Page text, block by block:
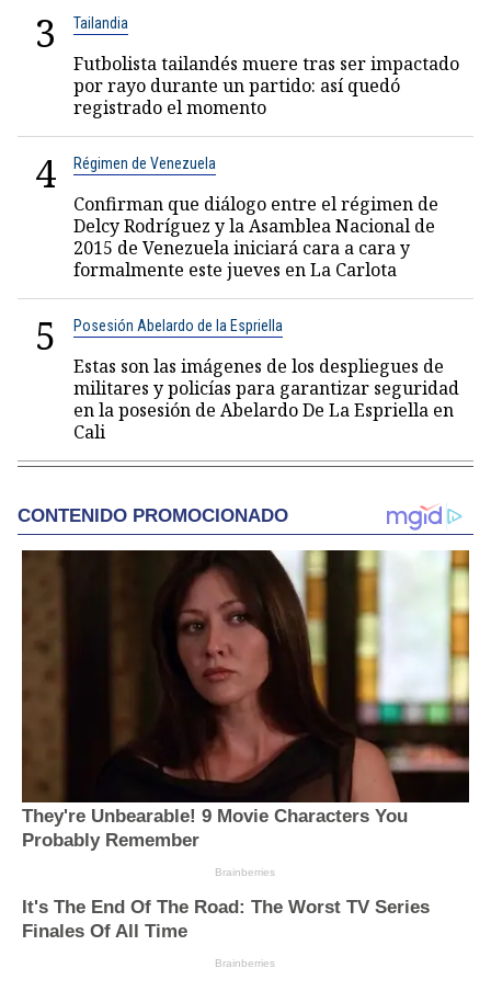
3 Tailandia
Futbolista tailandés muere tras ser impactado
por rayo durante un partido: así quedó
registrado el momento
4 Régimen de Venezuela
Confirman que diálogo entre el régimen de
Delcy Rodríguez y la Asamblea Nacional de
2015 de Venezuela iniciará cara a cara y
formalmente este jueves en La Carlota
5 Posesión Abelardo de la Espriella
Estas son las imágenes de los despliegues de
militares y policías para garantizar seguridad
en la posesión de Abelardo De La Espriella en
Cali